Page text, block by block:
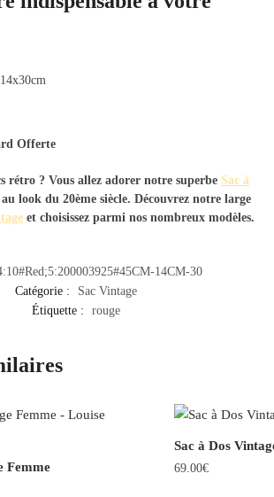
Offerte
rétro ? Vous allez adorer notre superbe Sac à
au look du 20ème siècle. Découvrez notre large
et choisissez parmi nos nombreux modèles.
14CM-30
Catégorie :
Sac Vintage
Étiquette :
rouge
Femme
Sac à Dos
69.00€